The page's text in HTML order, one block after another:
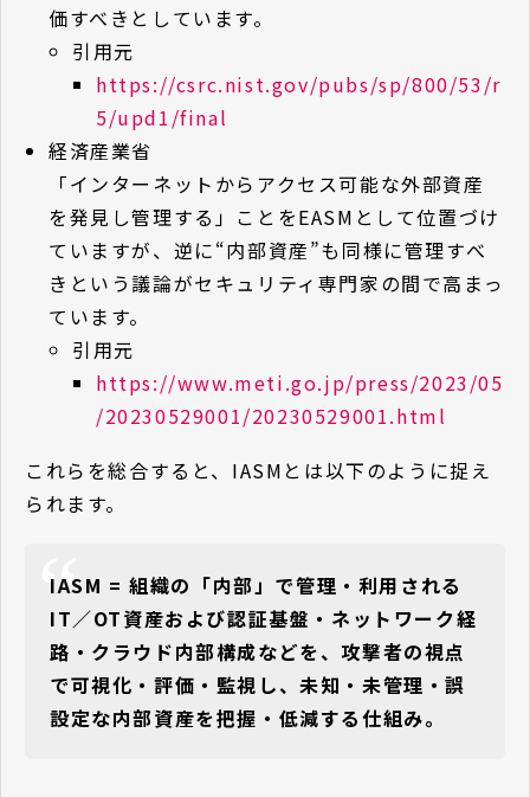
価すべきとしています。
引用元
https://csrc.nist.gov/pubs/sp/800/53/r
5/upd1/final
経済産業省
「インターネットからアクセス可能な外部資産
を発見し管理する」ことをEASMとして位置づけ
ていますが、逆に“内部資産”も同様に管理すべ
きという議論がセキュリティ専門家の間で高まっ
ています。
引用元
https://www.meti.go.jp/press/2023/05
/20230529001/20230529001.html
これらを総合すると、IASMとは以下のように捉え
られます。
IASM = 組織の「内部」で管理・利用される
IT／OT資産および認証基盤・ネットワーク経
路・クラウド内部構成などを、攻撃者の視点
で可視化・評価・監視し、未知・未管理・誤
設定な内部資産を把握・低減する仕組み。